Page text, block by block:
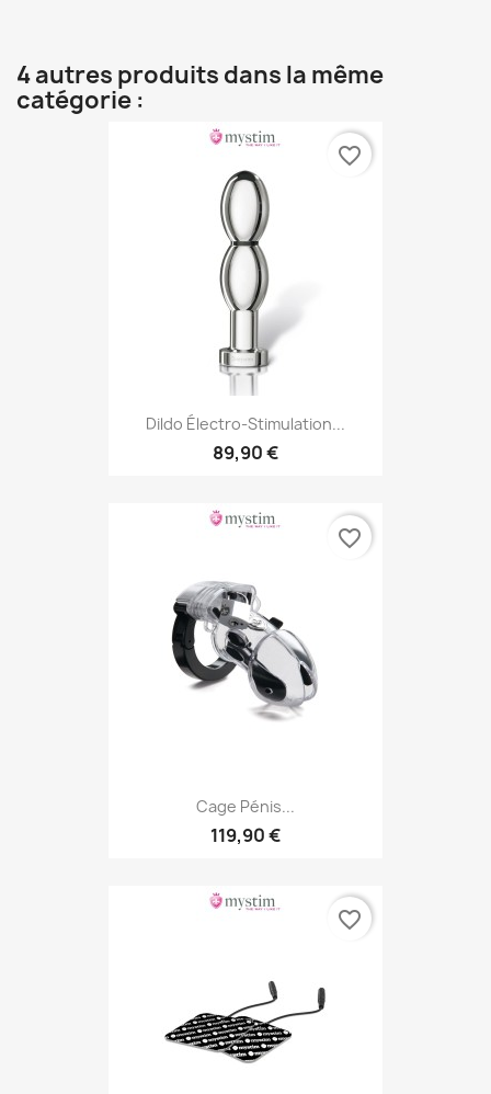
4 autres produits dans la même
catégorie :
Dildo Électro-Stimulation...
89,90 €
favorite_border
Cage Pénis...
119,90 €
favorite_border
favorite_border